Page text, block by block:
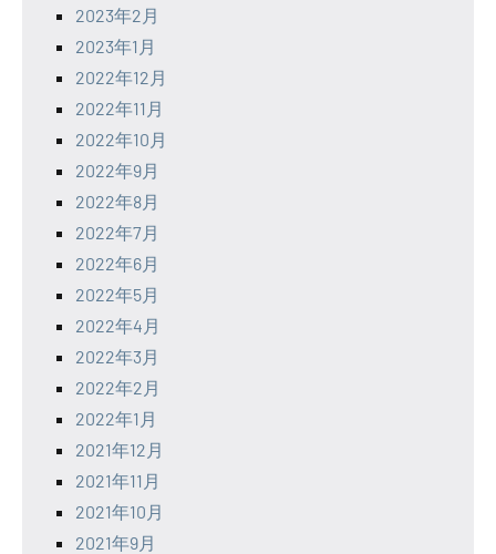
2023年2月
2023年1月
2022年12月
2022年11月
2022年10月
2022年9月
2022年8月
2022年7月
2022年6月
2022年5月
2022年4月
2022年3月
2022年2月
2022年1月
2021年12月
2021年11月
2021年10月
2021年9月